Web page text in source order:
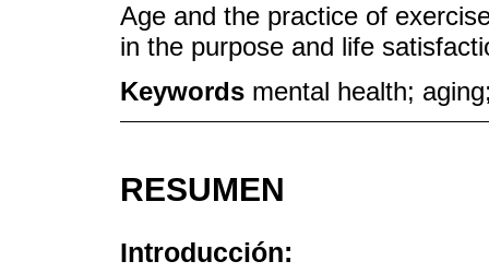
Age and the practice of
in the purpose and life
Keywords mental health;
RESUMEN
Introducción: